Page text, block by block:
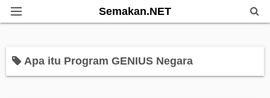
Semakan.NET
Bantuan Kerajaan
Apa itu Program GENIUS Negara